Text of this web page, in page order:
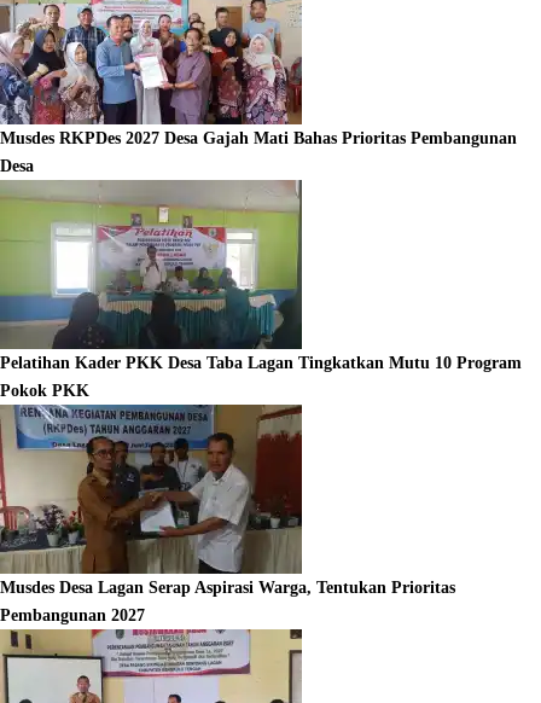
Musdes RKPDes 2027 Desa Gajah Mati Bahas Prioritas Pembangunan
Desa
Pelatihan Kader PKK Desa Taba Lagan Tingkatkan Mutu 10 Program
Pokok PKK
Musdes Desa Lagan Serap Aspirasi Warga, Tentukan Prioritas
Pembangunan 2027